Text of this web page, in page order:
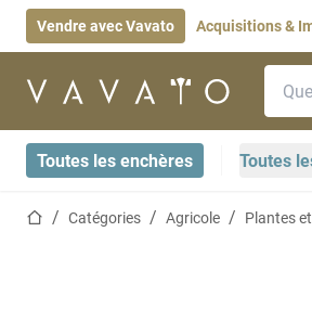
Vendre avec Vavato Acquisitions &
Page d'accueil
Toutes les enchères Toutes
Page d'accueil
Catégories Agricole Plantes